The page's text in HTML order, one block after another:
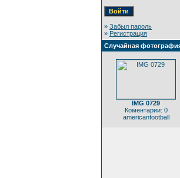
» Забыл пароль
» Регистрация
Случайная
IMG 0729
Коментарии: 0
americanfootball